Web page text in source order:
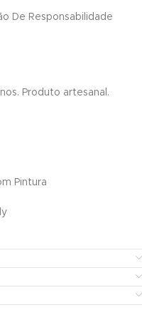
De Responsabilidade
Produto artesanal.
Pintura